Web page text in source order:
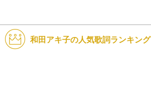
和田アキ子の人気歌詞ランキング